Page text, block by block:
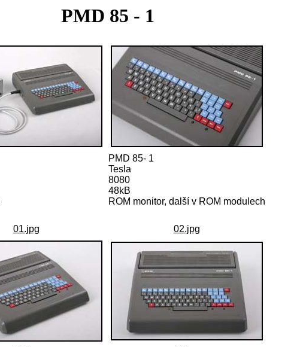
PMD 85 - 1
PMD 85- 1
Tesla
8080
48kB
ROM monitor, další v ROM modulech
01.jpg 02.jpg